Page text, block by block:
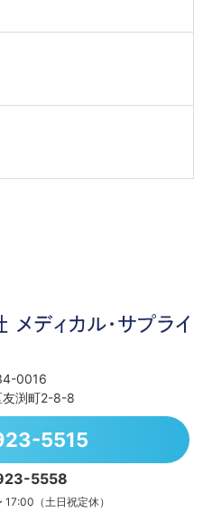
0016
友渕町2-8-8
5515
5558
（土日祝定休）